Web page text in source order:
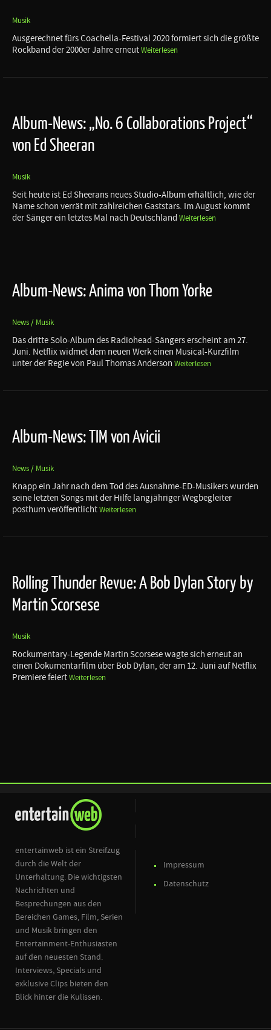
Musik
Ausgerechnet fürs Coachella-Festival 2020 formiert sich die größte
Rockband der 2000er Jahre erneutWeiterlesen
Album-News: „No. 6 Collaborations Project“
von Ed Sheeran
Musik
Seit heute ist Ed Sheerans neues Studio-Album erhältlich, wie der
Name schon verrät mit zahlreichen Gaststars. Im August kommt
der Sänger ein letztes Mal nach Deutschland Weiterlesen
Album-News: Anima von Thom Yorke
News / Musik
Das dritte Solo-Album des Radiohead-Sängers erscheint am 27.
Juni. Netflix widmet dem neuen Werk einen Musical-Kurzfilm
unter der Regie von Paul Thomas Anderson Weiterlesen
Album-News: TIM von Avicii
News / Musik
Knapp ein Jahr nach dem Tod des Ausnahme-ED-Musikers wurden
seine letzten Songs mit der Hilfe langjähriger Wegbegleiter
posthum veröffentlichtWeiterlesen
Rolling Thunder Revue: A Bob Dylan Story by
Martin Scorsese
Musik
Rockumentary-Legende Martin Scorsese wagte sich erneut an
einen Dokumentarfilm über Bob Dylan, der am 12. Juni auf Netflix
Premiere feiertWeiterlesen
entertainweb ist ein Streifzug
durch die Welt der
Unterhaltung. Die wichtigsten
Nachrichten und
Besprechungen aus den
Bereichen Games, Film, Serien
und Musik bringen den
Entertainment-Enthusiasten
auf den neuesten Stand.
Interviews, Specials und
exklusive Clips bieten den
Blick hinter die Kulissen.
Impressum
Datenschutz